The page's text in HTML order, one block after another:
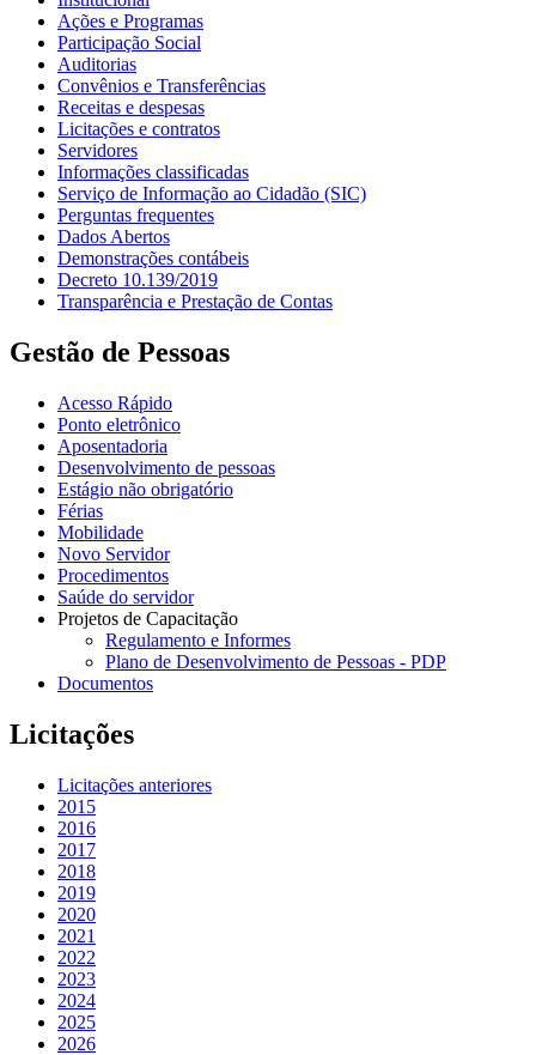
Ações e Programas
Participação Social
Auditorias
Convênios e Transferências
Receitas e despesas
Licitações e contratos
Servidores
Informações classificadas
Serviço de Informação ao Cidadão (SIC)
Perguntas frequentes
Dados Abertos
Demonstrações contábeis
Decreto 10.139/2019
Transparência e Prestação de Contas
Gestão de Pessoas
Acesso Rápido
Ponto eletrônico
Aposentadoria
Desenvolvimento de pessoas
Estágio não obrigatório
Férias
Mobilidade
Novo Servidor
Procedimentos
Saúde do servidor
Projetos de Capacitação
Regulamento e Informes
Plano de Desenvolvimento de Pessoas - PDP
Documentos
Licitações
Licitações anteriores
2015
2016
2017
2018
2019
2020
2021
2022
2023
2024
2025
2026